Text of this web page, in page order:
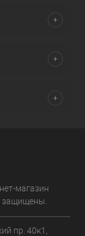
магазин
защищены.
пр. 40к1,